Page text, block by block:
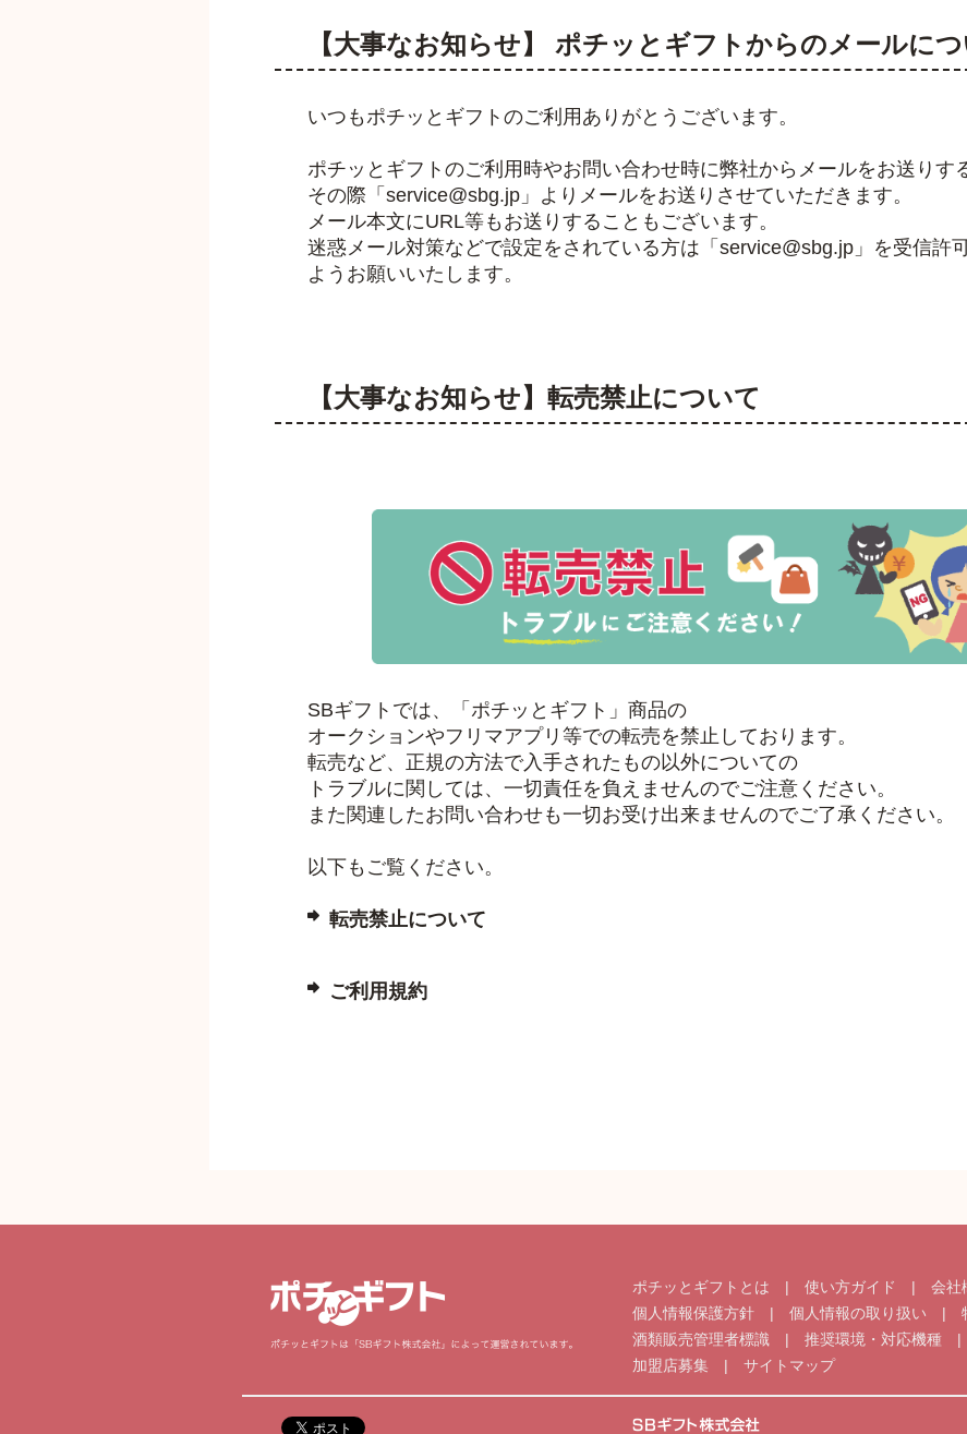
【大事なお知らせ】 ポチッとギフトからのメールに
いつもポチッとギフトのご利用ありがとうございます。
ポチッとギフトのご利用時やお問い合わせ時に弊社からメールをお送りす
その際「service@sbg.jp」よりメールをお送りさせていただきます。
メール本文にURL等もお送りすることもございます。
迷惑メール対策などで設定をされている方は「service@sbg.jp」を受信許
ようお願いいたします。
【大事なお知らせ】転売禁止について
SBギフトでは、「ポチッとギフト」商品の
オークションやフリマアプリ等での転売を禁止しております。
転売など、正規の方法で入手されたもの以外についての
トラブルに関しては、一切責任を負えませんのでご注意ください。
また関連したお問い合わせも一切お受け出来ませんのでご了承ください。
以下もご覧ください。
転売禁止について
ご利用規約
ポチッとギフトとは | 使い方ガイド | 会社
個人情報保護方針
| 個人情報の取り扱い |
酒類販売管理者標識
| 推奨環境・対応機種 |
加盟店募集
| サイトマップ